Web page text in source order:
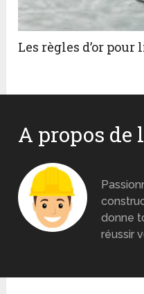
Les règles d’or pour
A propos de
donne
réussir